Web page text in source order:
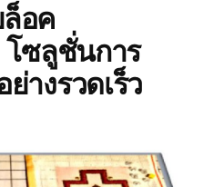
อค
ซลูชั่นการ
างรวดเร็ว